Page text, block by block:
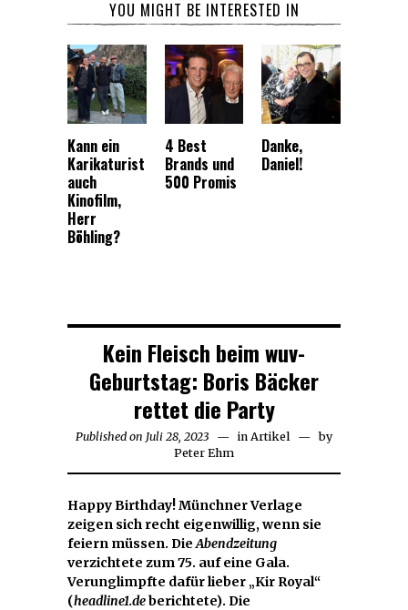
YOU MIGHT BE INTERESTED IN
Kann ein
Karikaturist
auch
Kinofilm,
Herr
Böhling?
4 Best
Brands und
500 Promis
Danke,
Daniel!
Kein Fleisch beim wuv-
Geburtstag: Boris Bäcker
rettet die Party
Published on Juli 28, 2023 Juli
28,
in Artikel
by
Peter Ehm
Happy Birthday! Münchner Verlage
zeigen sich recht eigenwillig, wenn sie
feiern müssen. DieAbendzeitung
verzichtete zum 75. auf eine Gala.
Verunglimpfte dafür lieber „Kir Royal“
(headline1.deberichtete). Die